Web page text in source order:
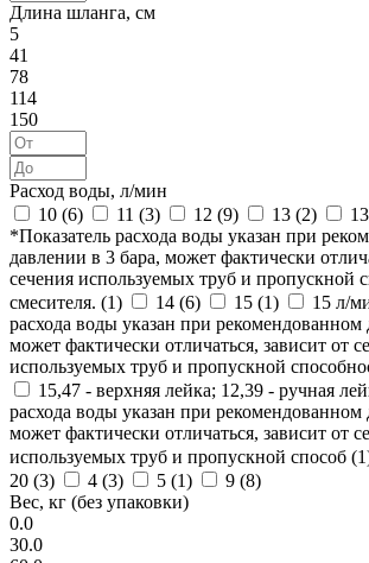
Длина шланга, см
5
41
78
114
150
Расход воды, л/мин
10 (6) 11 (3) 12 (9) 13 (2)
*Показатель расхода воды указан при
давлении в 3 бара, может фактически
сечения используемых труб и пропускной
смесителя. (1) 14 (6) 15 (1)
15 л/
расхода воды указан при рекомендованном
может фактически отличаться, зависит от
используемых труб и пропускной
15,47 - верхняя лейка; 12,39 - ручная
расхода воды указан при рекомендованном
может фактически отличаться, зависит от
используемых труб и пропускной способ (1
20 (3) 4 (3) 5 (1) 9 (8)
Вес, кг (без упаковки)
0.0
30.0